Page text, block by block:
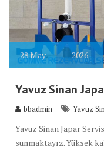
28May 2026
Yavuz Sinan
bbadmin Yavuz
Yavuz Sinan Japar
sunmaktayız. Yüksek